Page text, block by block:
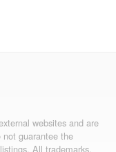
websites and are
not guarantee the
All trademarks,